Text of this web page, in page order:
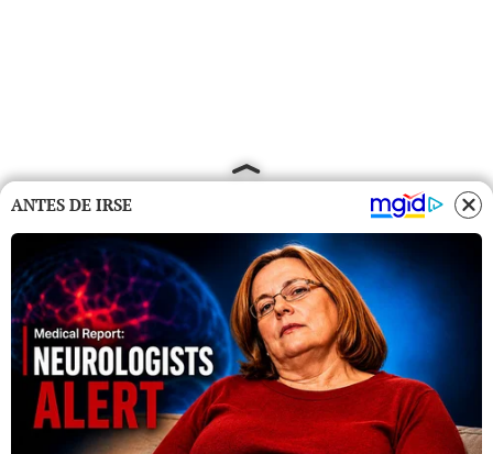
ANTES DE IRSE